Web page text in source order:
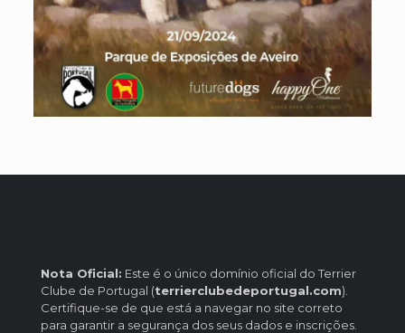
Nota Oficial: Este é o único domínio oficial do Terrier
Clube de Portugal (terrierclubedeportugal.com).
Certifique-se de que está a navegar no site correto
para garantir a segurança dos seus dados e inscrições.